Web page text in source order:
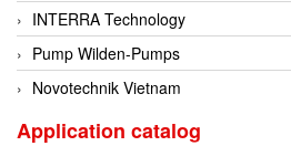
Erhardt-leimer
ERICHSEN
Erinda/Delta
ESA Automation Vietnam
INTERRA Technology
Pump Wilden-Pumps
Novotechnik Vietnam
Application catalog